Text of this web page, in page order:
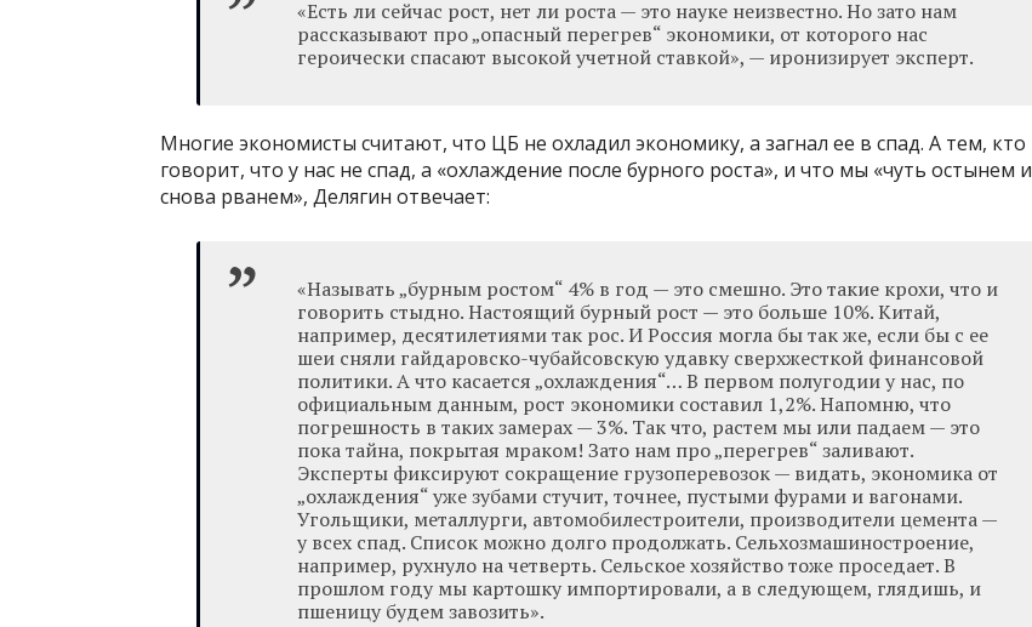
«Есть ли сейчас рост, нет ли роста — это науке неизвестно. Но зато нам
рассказывают про „опасный перегрев“ экономики, от которого нас
героически спасают высокой учетной ставкой», — иронизирует эксперт.
Многие экономисты считают, что ЦБ не охладил экономику, а загнал ее в спад. А тем, кто
говорит, что у нас не спад, а «охлаждение после бурного роста», и что мы «чуть остынем и
снова рванем», Делягин отвечает:
«Называть „бурным ростом“ 4% в год — это смешно. Это такие крохи, что и
говорить стыдно. Настоящий бурный рост — это больше 10%. Китай,
например, десятилетиями так рос. И Россия могла бы так же, если бы с ее
шеи сняли гайдаровско-чубайсовскую удавку сверхжесткой финансовой
политики. А что касается „охлаждения“… В первом полугодии у нас, по
официальным данным, рост экономики составил 1,2%. Напомню, что
погрешность в таких замерах — 3%. Так что, растем мы или падаем — это
пока тайна, покрытая мраком! Зато нам про „перегрев“ заливают.
Эксперты фиксируют сокращение грузоперевозок — видать, экономика от
„охлаждения“ уже зубами стучит, точнее, пустыми фурами и вагонами.
Угольщики, металлурги, автомобилестроители, производители цемента —
у всех спад. Список можно долго продолжать. Сельхозмашиностроение,
например, рухнуло на четверть. Сельское хозяйство тоже проседает. В
прошлом году мы картошку импортировали, а в следующем, глядишь, и
пшеницу будем завозить».